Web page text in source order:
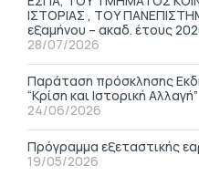
ΙΣΤΟΡΙΑΣ , ΤΟΥ
εξαμήνου – ακαδ. έτους
28/07/2026
Παράταση πρόσκλησης
“Κρίση και Ιστορική Αλλαγή”
24/06/2026
Πρόγραμμα εξεταστικής
19/05/2026